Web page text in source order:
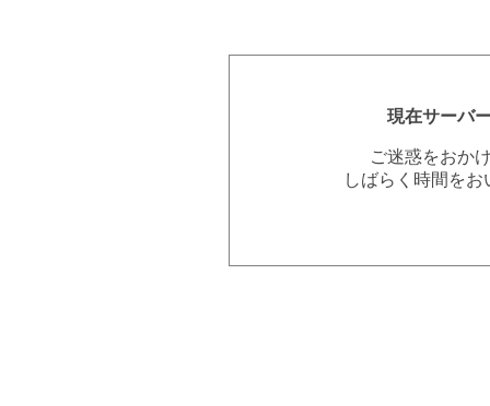
現在サーバ
ご迷惑をおか
しばらく時間を